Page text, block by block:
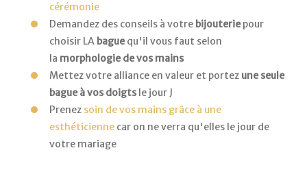
cérémonie
Demandez des conseils à votre bijouteriepour
choisir LA baguequ'il vous faut selon
la morphologie de vos mains
Mettez votre alliance en valeur et portez une seule
bague à vos doigts le jour J
Prenez soin de vos mains grâce à une
esthéticienne car on ne verra qu'elles le jour de
votre mariage